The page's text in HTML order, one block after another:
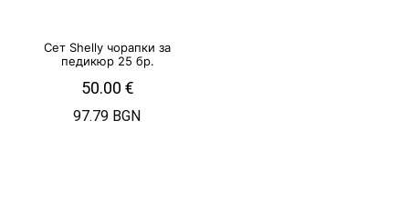
Сет Shelly чорапки за
педикюр 25 бр.
50.00 €
97.79 BGN